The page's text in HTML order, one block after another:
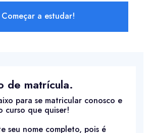
Começar a estudar!
de matrícula.
para se matricular conosco e
curso que quiser!
seu nome completo, pois é